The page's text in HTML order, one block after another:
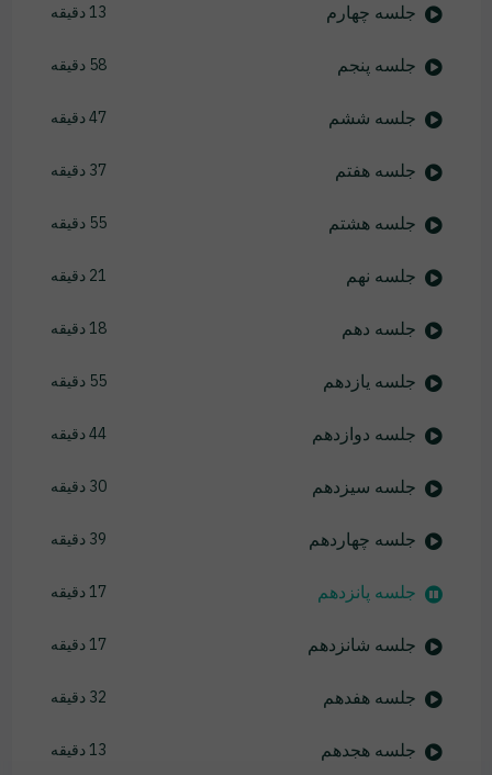
جلسه چهارم 13 دقیقه
جلسه پنجم 58 دقیقه
جلسه ششم 47 دقیقه
جلسه هفتم 37 دقیقه
جلسه هشتم 55 دقیقه
جلسه نهم 21 دقیقه
جلسه دهم 18 دقیقه
جلسه یازدهم 55 دقیقه
جلسه دوازدهم 44 دقیقه
جلسه سیزدهم 30 دقیقه
جلسه چهاردهم 39 دقیقه
جلسه پانزدهم 17 دقیقه
جلسه شانزدهم 17 دقیقه
جلسه هفدهم 32 دقیقه
جلسه هجدهم 13 دقیقه